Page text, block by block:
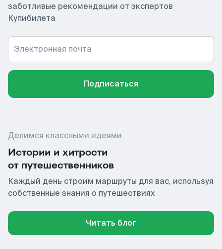
заботливые рекомендации от экспертов
Купибилета
Электронная почта
Подписаться
Делимся классными идеями
Истории и хитрости
от путешественников
Каждый день строим маршруты для вас, используя
собственные знания о путешествиях
Читать блог